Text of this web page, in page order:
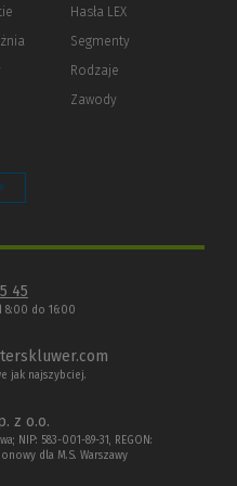
innej
Hasła LEX
Segmenty
Rodzaje
Zawody
45
8:00 do 16:00
jak najszybciej.
z o.o.
NIP: 583-001-89-31, REGON:
dla M.S. Warszawy